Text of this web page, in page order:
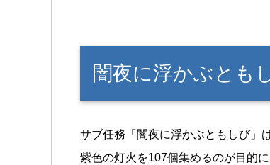
闇夜に浮かぶとも
サブ任務「闇夜に浮かぶともしび」
紫色の灯火を107個集めるのが目的に